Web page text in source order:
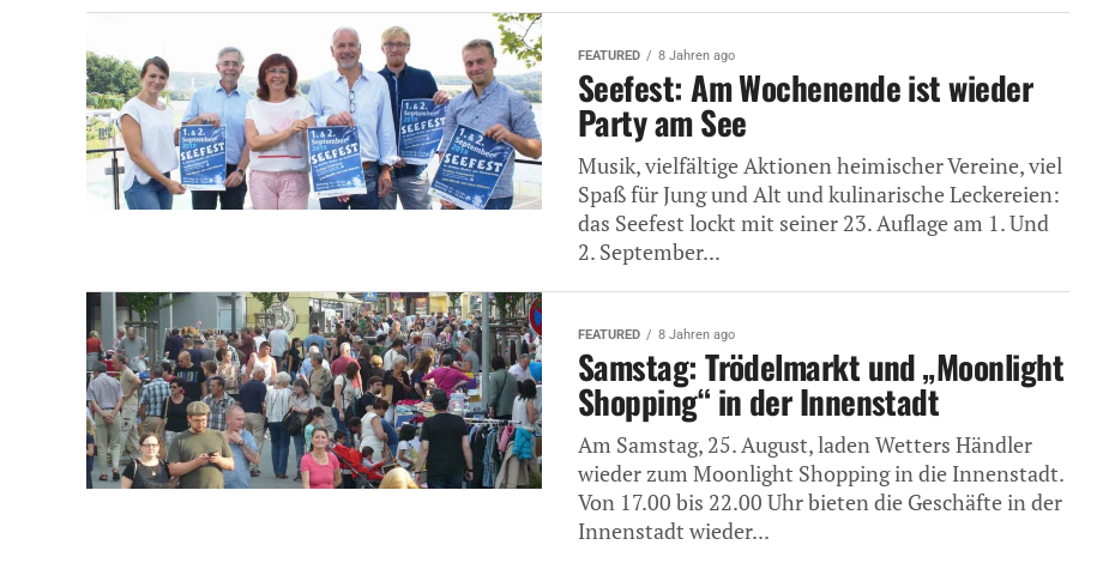
FEATURED 8 Jahren ago
Seefest: Am Wochenende ist wieder
Party am See
Musik, vielfältige Aktionen heimischer Vereine, viel
Spaß für Jung und Alt und kulinarische Leckereien:
das Seefest lockt mit seiner 23. Auflage am 1. Und
2. September...
FEATURED 8 Jahren ago
Samstag: Trödelmarkt und „Moonlight
Shopping“ in der Innenstadt
Am Samstag, 25. August, laden Wetters Händler
wieder zum Moonlight Shopping in die Innenstadt.
Von 17.00 bis 22.00 Uhr bieten die Geschäfte in der
Innenstadt wieder...